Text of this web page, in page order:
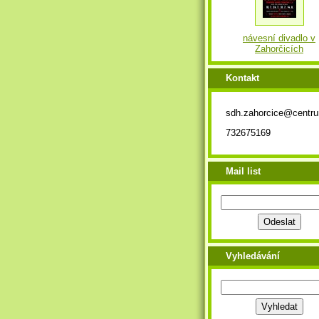
návesní divadlo v
Zahorčicích
Kontakt
732675169
Mail list
Vyhledávání